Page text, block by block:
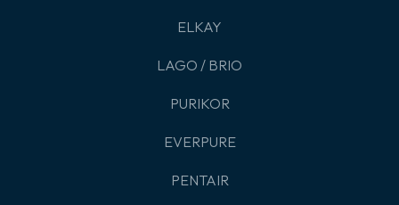
ELKAY
LAGO / BRIO
PURIKOR
EVERPURE
PENTAIR